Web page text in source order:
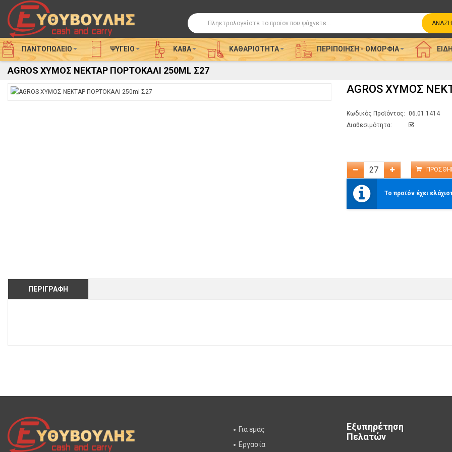
Αναζήτηση
ΠΑΝΤΟΠΩΛΕΙΟ ΨΥΓΕΊΟ ΚΑΒΑ ΚΑΘΑΡΙΌΤΗΤΑ ΠΕΡΙΠΟΊΗΣΗ - ΟΜΟΡΦΙΆ
AGROS ΧΥΜΟΣ ΝΕΚΤΑΡ ΠΟΡΤΟΚΑΛΙ 250ML Σ27
AGROS ΧΥΜΟΣ
Κωδικός Προϊόντος:
06.01.1414
Διαθεσιμότητα:
Το προϊόν έχει
ΠΕΡΙΓΡΑΦΉ
Για εμάς
Εργασία
Εξυπηρέτηση
Πελατών